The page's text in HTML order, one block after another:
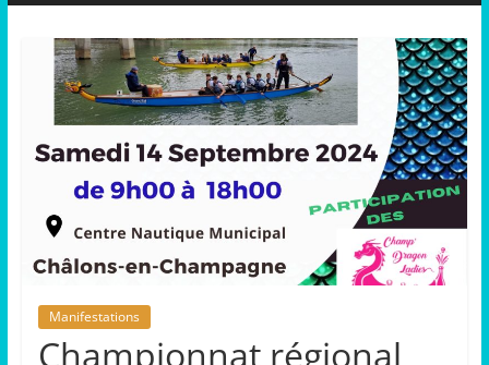
Manifestations
Championnat régional